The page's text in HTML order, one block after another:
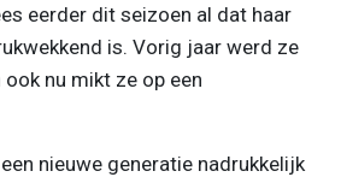
eerder dit seizoen al dat haar
is. Vorig jaar werd ze
nu mikt ze op een
nieuwe generatie nadrukkelijk